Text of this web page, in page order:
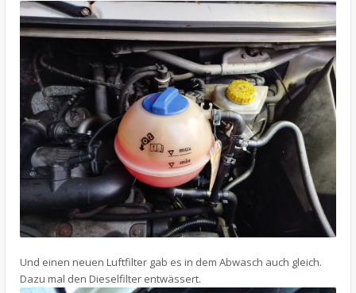
Und einen neuen Luftfilter gab es in dem Abwasch auch gleich.
Dazu mal den Dieselfilter entwässert.